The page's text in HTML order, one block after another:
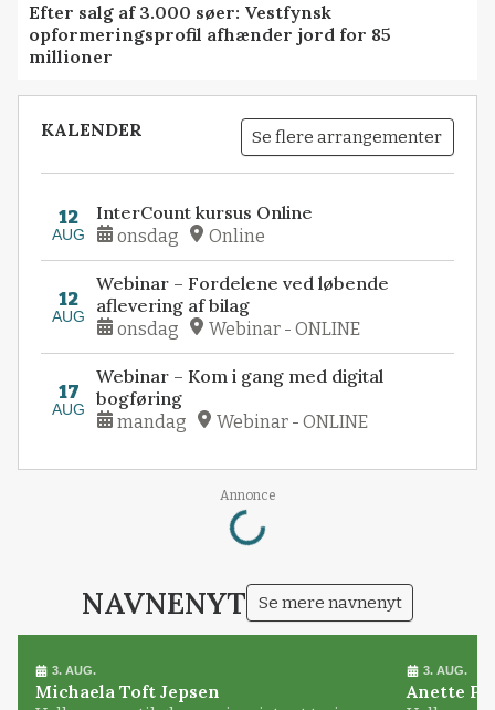
Efter salg af 3.000 søer: Vestfynsk
opformeringsprofil afhænder jord for 85
millioner
KALENDER Se flere arrangementer
12
AUG
InterCount kursus Online
onsdag Online
12
AUG
Webinar – Fordelene ved løbende
aflevering af bilag
onsdag Webinar - ONLINE
17
AUG
Webinar – Kom i gang med digital
bogføring
mandag Webinar - ONLINE
Annonce
Loading...
NAVNENYT Se mere navnenyt
3. AUG.
Michaela Toft Jepsen
3. AUG.
Anette